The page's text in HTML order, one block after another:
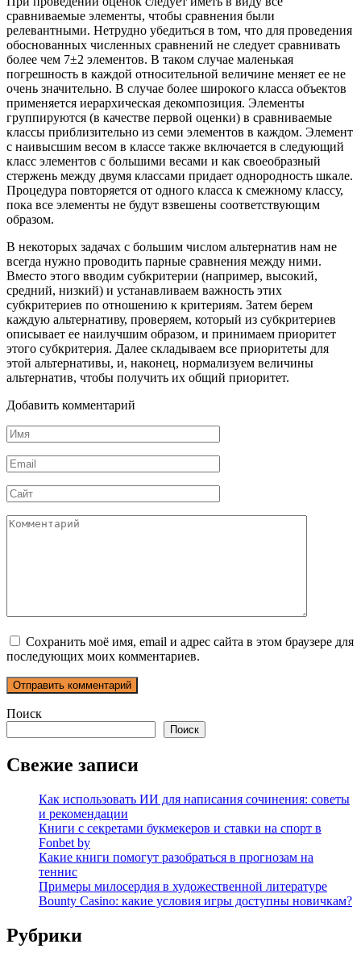
сравниваемые элементы, чтобы сравнения были
релевантными. Нетрудно убедиться в том, что для проведения
обоснованных численных сравнений не следует сравнивать
более чем 7±2 элементов. В таком случае маленькая
погрешность в каждой относительной величине меняет ее не
очень значительно. В случае более широкого класса объектов
применяется иерархическая декомпозиция. Элементы
группируются (в качестве первой оценки) в сравниваемые
классы приблизительно из семи элементов в каждом. Элемент
с наивысшим весом в классе также включается в следующий
класс элементов с большими весами и как своеобразный
стержень между двумя классами придает однородность шкале.
Процедура повторяется от одного класса к смежному классу,
пока все элементы не будут взвешены соответствующим
образом.
В некоторых задачах с большим числом альтернатив нам не
всегда нужно проводить парные сравнения между ними.
Вместо этого вводим субкритерии (например, высокий,
средний, низкий) и устанавливаем важность этих
субкритериев по отношению к критериям. Затем берем
каждую альтернативу, проверяем, который из субкритериев
описывает ее наилучшим образом, и принимаем приоритет
этого субкритерия. Далее складываем все приоритеты для
этой альтернативы, и, наконец, нормализуем величины
альтернатив, чтобы получить их общий приоритет.
Добавить комментарий
Имя
*
Email
*
Сайт
Комментарий
Сохранить моё имя, email и адрес сайта в этом браузере для
последующих моих комментариев.
Поиск
Поиск
Свежие записи
Как использовать ИИ для написания сочинения: советы
и рекомендации
Книги с секретами букмекеров и ставки на спорт в
Fonbet by
Какие книги помогут разобраться в прогнозам на
теннис
Примеры милосердия в художественной литературе
Bounty Casino: какие условия игры доступны новичкам?
Рубрики